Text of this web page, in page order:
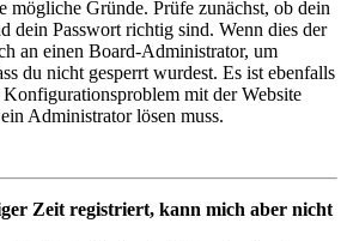
mögliche Gründe. Prüfe zunächst, ob dein
dein Passwort richtig sind. Wenn dies der
an einen Board-Administrator, um
du nicht gesperrt wurdest. Es ist ebenfalls
mit der Website
Administrator lösen muss.
Zeit registriert, kann mich aber nicht